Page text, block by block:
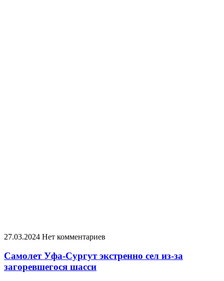
27.03.2024 Нет комментариев
Самолет Уфа-Сургут экстренно сел из-за
загоревшегося шасси